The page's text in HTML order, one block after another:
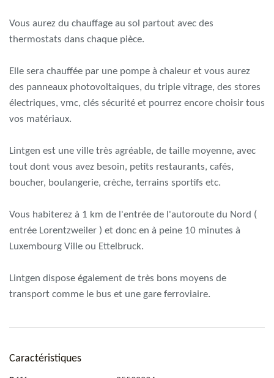
Vous aurez du chauffage au sol partout avec des
thermostats dans chaque pièce.
Elle sera chauffée par une pompe à chaleur et vous aurez
des panneaux photovoltaiques, du triple vitrage, des stores
électriques, vmc, clés sécurité et pourrez encore choisir tous
vos matériaux.
Lintgen est une ville très agréable, de taille moyenne, avec
tout dont vous avez besoin, petits restaurants, cafés,
boucher, boulangerie, crèche, terrains sportifs etc.
Vous habiterez à 1 km de l'entrée de l'autoroute du Nord (
entrée Lorentzweiler ) et donc en à peine 10 minutes à
Luxembourg Ville ou Ettelbruck.
Lintgen dispose également de très bons moyens de
transport comme le bus et une gare ferroviaire.
Caractéristiques